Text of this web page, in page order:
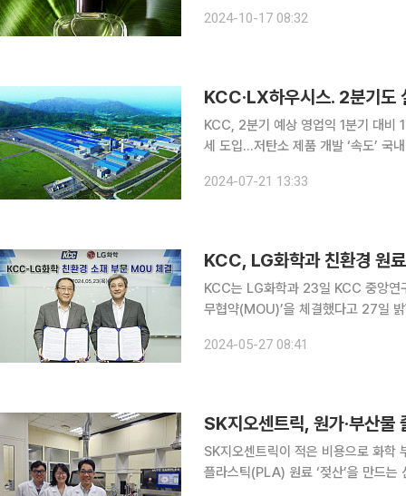
2024-10-17 08:32
KCC·LX하우시스. 2분기도
KCC, 2분기 예상 영업익 1분기 대
세 도입…저탄소 제품 개발 ‘속도’ 국내 건자재 업체인 KCC와 LX하우시스의 실적이 1분기에 이어
안정화가 주요했다. 양사는 이에 그치
2024-07-21 13:33
KCC, LG화학과 친환경 원
KCC는 LG화학과 23일 KCC 중앙연
무협약(MOU)’을 체결했다고 27일 밝혔다. 이번 협약식에는 김상훈 KCC 최고 기
KCC와 LG화학은 이산화탄소 전환
2024-05-27 08:41
SK지오센트릭, 원가·부산물
SK지오센트릭이 적은 비용으로 화학
플라스틱(PLA) 원료 ‘젖산’을 만드는 신기술을 확보했다. SK지